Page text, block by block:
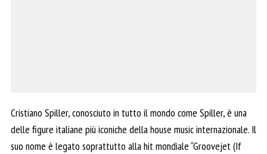
Cristiano Spiller, conosciuto in tutto il mondo come Spiller, è una
delle figure italiane più iconiche della house music internazionale. Il
suo nome è legato soprattutto alla hit mondiale “Groovejet (If